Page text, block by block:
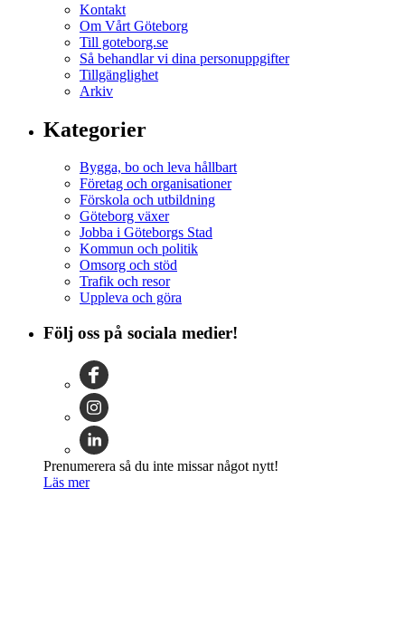
Kontakt
Om Vårt Göteborg
Till goteborg.se
Så behandlar vi dina personuppgifter
Tillgänglighet
Arkiv
Kategorier
Bygga, bo och leva hållbart
Företag och organisationer
Förskola och utbildning
Göteborg växer
Jobba i Göteborgs Stad
Kommun och politik
Omsorg och stöd
Trafik och resor
Uppleva och göra
Följ oss på sociala medier!
Prenumerera så du inte missar något nytt!
Läs mer